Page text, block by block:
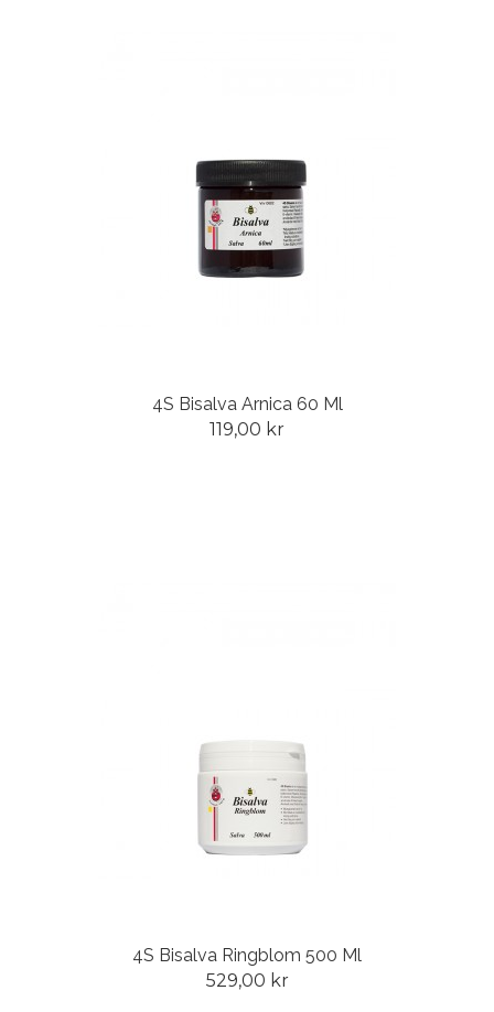
4S Bisalva Arnica 60 Ml
119,00 kr
4S Bisalva Ringblom 500 Ml
529,00 kr